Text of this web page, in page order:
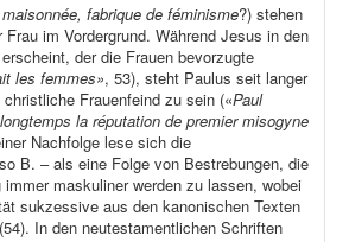
fabrique de féminisme?) stehen
im Vordergrund. Während Jesus in den
der die Frauen bevorzugte
les femmes», 53), steht Paulus seit langer
Frauenfeind zu sein («Paul
la réputation de premier misogyne
Nachfolge lese sich die
B. – als eine Folge von Bestrebungen, die
maskuliner werden zu lassen, wobei
sukzessive aus den kanonischen Texten
In den neutestamentlichen Schriften